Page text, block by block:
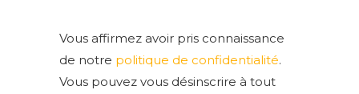
Vous affirmez avoir pris connaissance
de notre politique de confidentialité.
Vous pouvez vous désinscrire à tout